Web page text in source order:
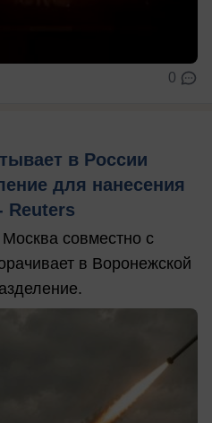
0
в России
для нанесения
Reuters
совместно с
в Воронежской